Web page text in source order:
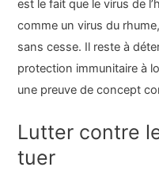
est le fait que le virus de
comme un virus du
sans cesse. Il reste à
protection immunitaire à
une preuve de concept
Lutter contre
tuer